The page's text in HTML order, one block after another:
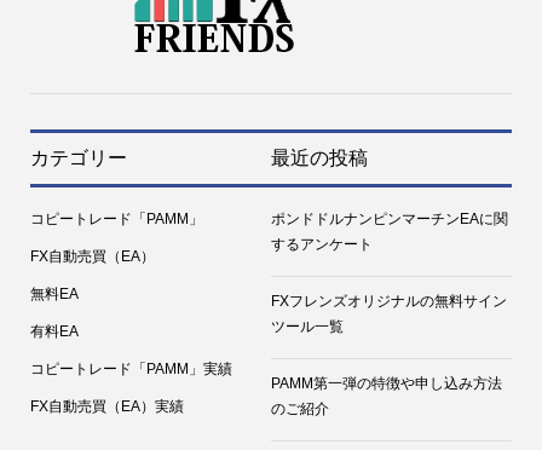
カテゴリー
コピートレード「PAMM」
FX自動売買（EA）
無料EA
有料EA
コピートレード「PAMM」実績
FX自動売買（EA）実績
最近の投稿
ポンドドルナンピンマーチンEAに関
するアンケート
FXフレンズオリジナルの無料サイン
ツール一覧
PAMM第一弾の特徴や申し込み方法
のご紹介